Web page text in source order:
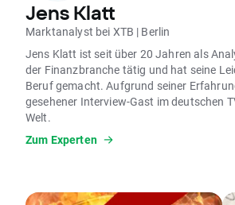
Jens Klatt
Marktanalyst bei XTB | Berlin
Jens Klatt ist seit über 20 Jahren als
der Finanzbranche tätig und hat seine
Beruf gemacht. Aufgrund seiner
gesehener Interview-Gast im deutschen
Welt.
Zum Experten